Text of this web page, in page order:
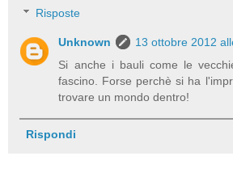
Risposte
Unknown
13 ottobre 2012
Si anche i bauli come le
fascino. Forse perchè si ha
trovare un mondo dentro!
Rispondi